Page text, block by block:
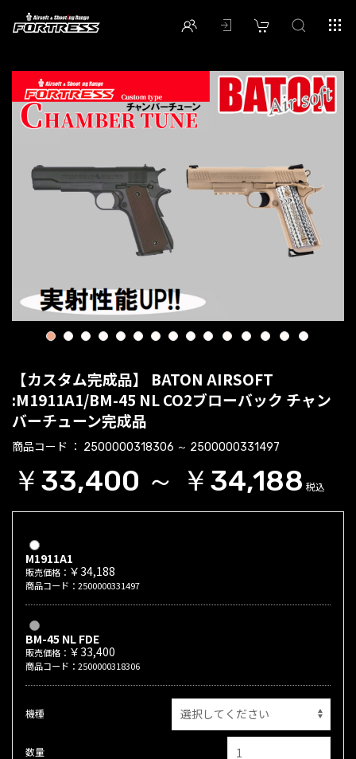
1 2 3 4 5 6 7 8 9 10 11 12 13 14 15
【カスタム完成品】 BATON AIRSOFT
:M1911A1/BM-45 NL CO2ブローバック チャン
バーチューン完成品
商品コード 2500000318306 ～ 2500000331497
￥33,400 ～ ￥34,188 税込
M1911A1
販売価格： ￥34,188
商品コード：2500000331497
BM-45 NL FDE
販売価格： ￥33,400
商品コード：2500000318306
機種
数量